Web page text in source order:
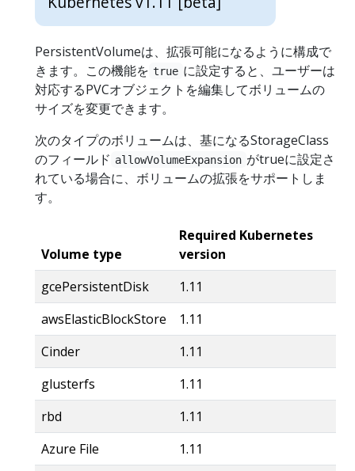
PersistentVolumeは、拡張可能になるように構成で
きます。この機能を true に設定すると、ユーザーは
対応するPVCオブジェクトを編集してボリュームの
サイズを変更できます。
次のタイプのボリュームは、基になるStorageClass
のフィールド allowVolumeExpansion がtrueに設定さ
れている場合に、ボリュームの拡張をサポートしま
す。
Volume type
Required Kubernetes
version
gcePersistentDisk
1.11
awsElasticBlockStore
1.11
Cinder
1.11
glusterfs
1.11
rbd
1.11
Azure File
1.11